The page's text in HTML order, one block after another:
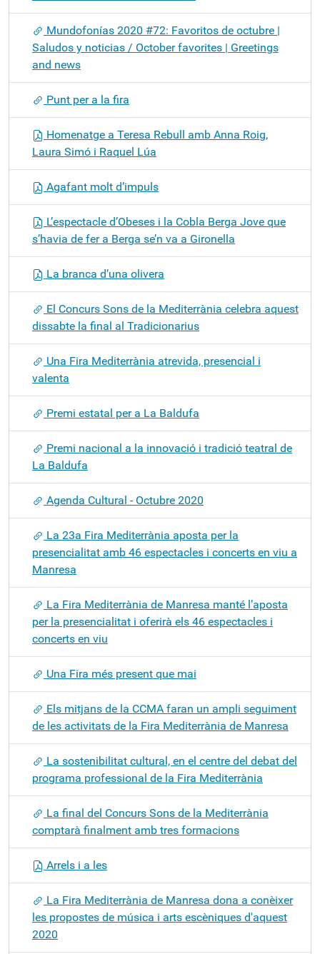
Mundofonías 2020 #72: Favoritos de octubre |
Saludos y noticias / October favorites | Greetings
and news
Punt per a la fira
Homenatge a Teresa Rebull amb Anna Roig,
Laura Simó i Raquel Lúa
Agafant molt d’impuls
L’espectacle d’Obeses i la Cobla Berga Jove que
s’havia de fer a Berga se’n va a Gironella
La branca d’una olivera
El Concurs Sons de la Mediterrània celebra aquest
dissabte la final al Tradicionarius
Una Fira Mediterrània atrevida, presencial i
valenta
Premi estatal per a La Baldufa
Premi nacional a la innovació i tradició teatral de
La Baldufa
Agenda Cultural - Octubre 2020
La 23a Fira Mediterrània aposta per la
presencialitat amb 46 espectacles i concerts en viu a
Manresa
La Fira Mediterrània de Manresa manté l’aposta
per la presencialitat i oferirà els 46 espectacles i
concerts en viu
Una Fira més present que mai
Els mitjans de la CCMA faran un ampli seguiment
de les activitats de la Fira Mediterrània de Manresa
La sostenibilitat cultural, en el centre del debat del
programa professional de la Fira Mediterrània
La final del Concurs Sons de la Mediterrània
comptarà finalment amb tres formacions
Arrels i a les
La Fira Mediterrània de Manresa dona a conèixer
les propostes de música i arts escèniques d'aquest
2020